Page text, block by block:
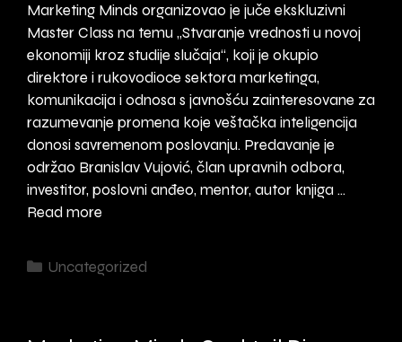
Marketing Minds organizovao je juče ekskluzivni
Master Class na temu „Stvaranje vrednosti u novoj
ekonomiji kroz studije slučaja“, koji je okupio
direktore i rukovodioce sektora marketinga,
komunikacija i odnosa s javnošću zainteresovane za
razumevanje promena koje veštačka inteligencija
donosi savremenom poslovanju. Predavanje je
održao Branislav Vujović, član upravnih odbora,
investitor, poslovni anđeo, mentor, autor knjiga …
Read more
novoj
Categories
Uncategorized